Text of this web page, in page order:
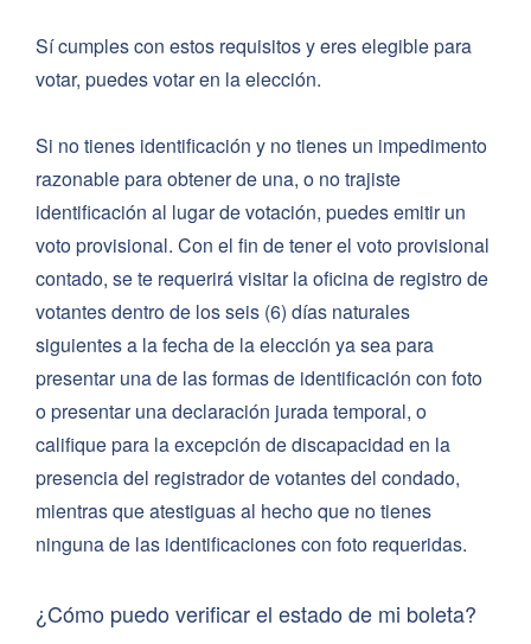
Sí cumples con estos requisitos y eres elegible para
votar, puedes votar en la elección.
Si no tienes identificación y no tienes un impedimento
razonable para obtener de una, o no trajiste
identificación al lugar de votación, puedes emitir un
voto provisional. Con el fin de tener el voto provisional
contado, se te requerirá visitar la oficina de registro de
votantes dentro de los seis (6) días naturales
siguientes a la fecha de la elección ya sea para
presentar una de las formas de identificación con foto
o presentar una declaración jurada temporal, o
califique para la excepción de discapacidad en la
presencia del registrador de votantes del condado,
mientras que atestiguas al hecho que no tienes
ninguna de las identificaciones con foto requeridas.
¿Cómo puedo verificar el estado de mi boleta?